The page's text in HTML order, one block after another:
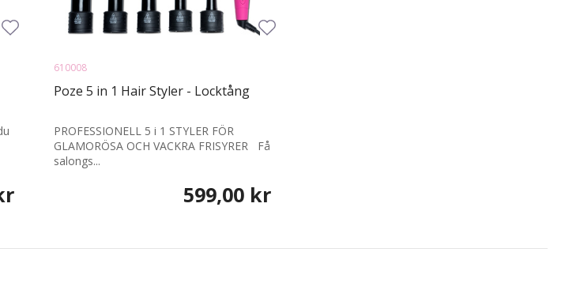
610008
Poze 5 in 1 Hair Styler - Locktång
PROFESSIONELL 5 i 1 STYLER FÖR
GLAMORÖSA OCH VACKRA FRISYRER Få
salongs...
599,00 kr